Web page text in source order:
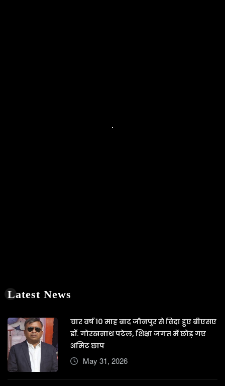
Latest News
चार वर्ष 10 माह बाद जौनपुर से विदा हुए बीएसए
डॉ. गोरखनाथ पटेल, शिक्षा जगत में छोड़ गए
अमिट छाप
May 31, 2026